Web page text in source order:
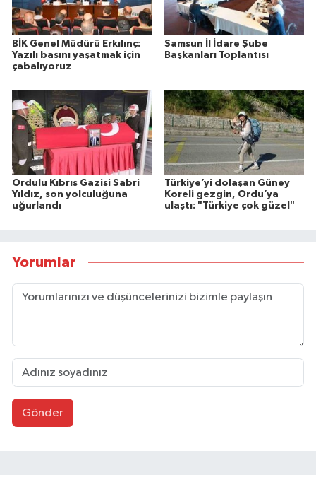
BİK Genel Müdürü Erkılınç:
Yazılı basını yaşatmak için
çabalıyoruz
Samsun İl İdare Şube
Başkanları Toplantısı
Ordulu Kıbrıs Gazisi Sabri
Yıldız, son yolculuğuna
uğurlandı
Türkiye’yi dolaşan Güney
Koreli gezgin, Ordu’ya
ulaştı: "Türkiye çok güzel"
Yorumlar
Gönder